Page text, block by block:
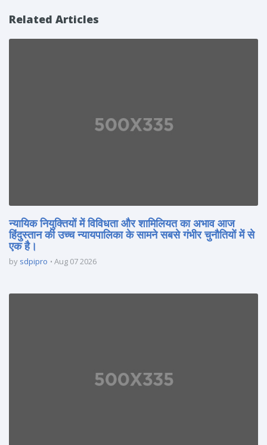
Related Articles
न्यायिक नियुक्तियों में विविधता और शामिलियत का अभाव आज
हिंदुस्तान की उच्च न्यायपालिका के सामने सबसे गंभीर चुनौतियों में से
एक है।
by sdpipro Aug 07 2026